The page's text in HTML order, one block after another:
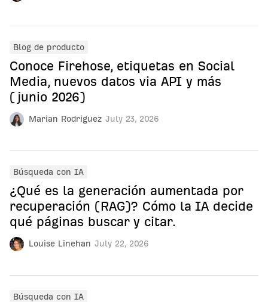
Marian Rodriguez July 23, 2026
Blog de producto
Conoce Firehose, etiquetas en Social
Media, nuevos datos via API y más
(junio 2026)
Louise Linehan July 22, 2026
Búsqueda con IA
¿Qué es la generación aumentada por
recuperación (RAG)? Cómo la IA decide
qué páginas buscar y citar.
Búsqueda con IA